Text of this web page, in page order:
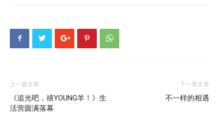
上一篇文章
《追光吧，禧YOUNG羊！》生
活营圆满落幕
下一章文章
不一样的相遇